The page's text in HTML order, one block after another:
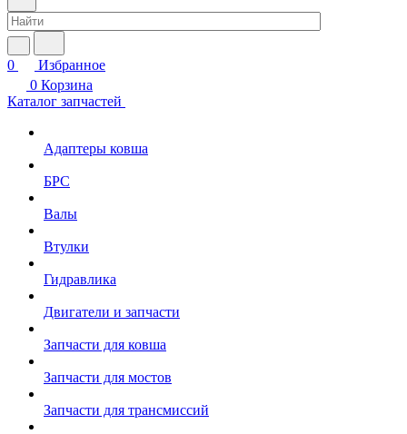
0
Избранное
0 Корзина
Каталог запчастей
Адаптеры ковша
БРС
Валы
Втулки
Гидравлика
Двигатели и запчасти
Запчасти для ковша
Запчасти для мостов
Запчасти для трансмиссий